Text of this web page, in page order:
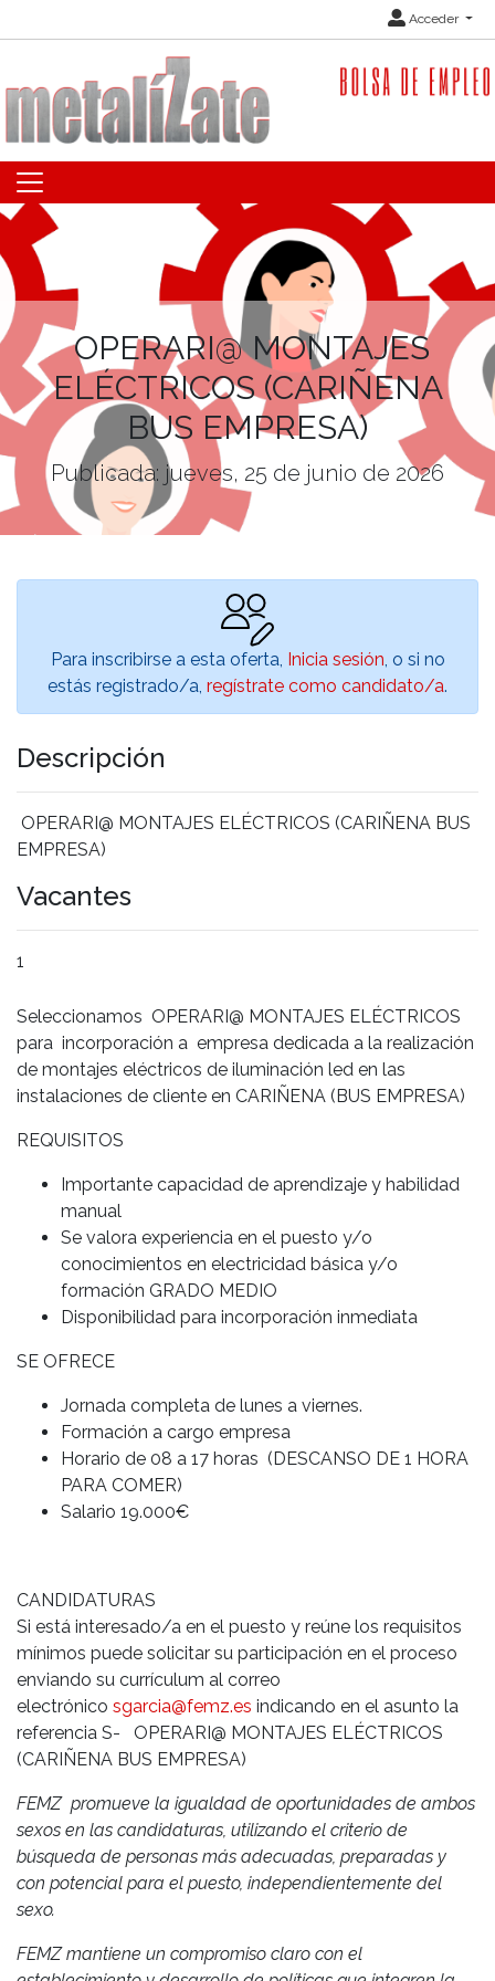
Acceder
OPERARI@ MONTAJES
ELÉCTRICOS (CARIÑENA
BUS EMPRESA)
Publicada: jueves, 25 de junio de 2026
Para inscribirse a esta oferta, Inicia sesión , o si no
estás registrado/a, regístrate como candidato/a.
Descripción
OPERARI@ MONTAJES ELÉCTRICOS (CARIÑENA BUS
EMPRESA)
Vacantes
1
Seleccionamos OPERARI@ MONTAJES ELÉCTRICOS
para incorporación a empresa dedicada a la realización
de montajes eléctricos de iluminación led en las
instalaciones de cliente en CARIÑENA (BUS EMPRESA)
REQUISITOS
Importante capacidad de aprendizaje y habilidad
manual
Se valora experiencia en el puesto y/o
conocimientos en electricidad básica y/o
formación GRADO MEDIO
Disponibilidad para incorporación inmediata
SE OFRECE
Jornada completa de lunes a viernes.
Formación a cargo empresa
Horario de 08 a 17 horas (DESCANSO DE 1 HORA
PARA COMER)
Salario 19.000€
CANDIDATURAS
Si está interesado/a en el puesto y reúne los requisitos
mínimos puede solicitar su participación en el proceso
enviando su currículum al correo
electrónico sgarcia@femz.es indicando en el asunto la
referencia S- OPERARI@ MONTAJES ELÉCTRICOS
(CARIÑENA BUS EMPRESA)
FEMZ promueve la igualdad de oportunidades de ambos
sexos en las candidaturas, utilizando el criterio de
búsqueda de personas más adecuadas, preparadas y
con potencial para el puesto, independientemente del
sexo.
FEMZ mantiene un compromiso claro con el